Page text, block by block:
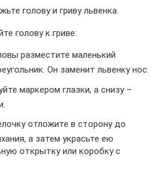
голову и гриву львенка.
голову к гриве:
разместите маленький
Он заменит львенку нос:
маркером глазки, а снизу –
отложите в сторону до
а затем украсьте ею
открытку или коробку с